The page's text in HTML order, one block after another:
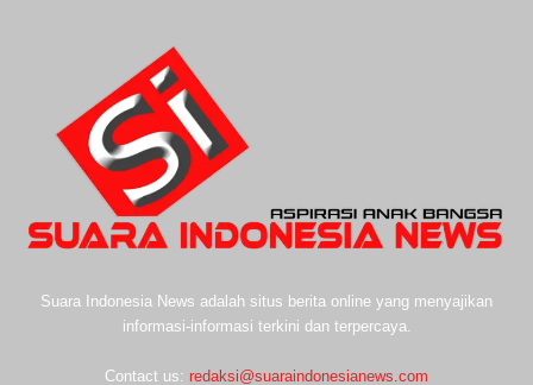
Suara Indonesia News adalah situs berita online yang menyajikan
informasi-informasi terkini dan terpercaya.
Contact us: redaksi@suaraindonesianews.com